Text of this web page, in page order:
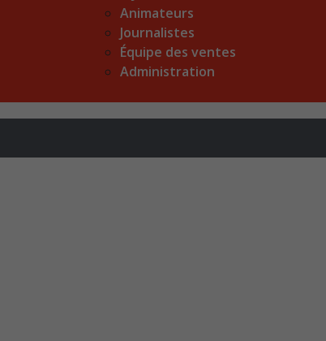
Animateurs
Journalistes
Équipe des ventes
Administration